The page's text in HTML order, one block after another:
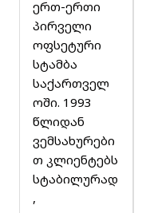
ერთ-ერთი
პირველი
ოფსეტური
სტამბა
საქართველ
ოში. 1993
წლიდან
ვემსახურები
თ კლიენტებს
სტაბილურად
,